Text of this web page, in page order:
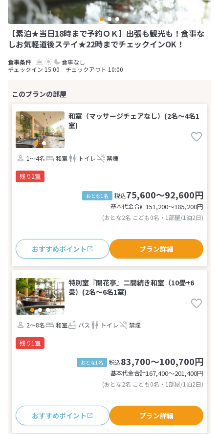
【素泊★当日18時まで予約ＯＫ】出張も観光も！食事な
しお気軽道後ステイ★22時までチェックインOK！
食事なし
チェックイン 15:00 チェックアウト 10:00
和室（マッサージチェアなし）(2名～4名1
室)
1～4名 和室 トイレ 禁煙
残り2室
おとな1名 税込75,600～92,600円
基本代金合計151,200〜185,200円
(おとな2名 こども0名・1部屋/1泊2日)
おすすめポイント プラン詳細
特別室『開花亭』二間続き和室（10畳+6
畳）(2名～6名1室)
2～8名 和室 バス トイレ 禁煙
残り1室
おとな1名 税込83,700～100,700円
基本代金合計167,400〜201,400円
(おとな2名 こども0名・1部屋/1泊2日)
おすすめポイント プラン詳細